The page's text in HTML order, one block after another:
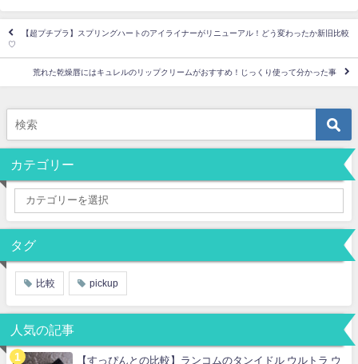
【超プチプラ】スプリングハートのアイライナーがリニューアル！どう変わったか新旧比較
♡
荒れた乾燥唇にはキュレルのリップクリームがおすすめ！じっくり使って分かった事
カテゴリー
タグ
比較 pickup
人気の記事
【すっぴんとの比較】ランコムのタンイドル ウルトラ ウ